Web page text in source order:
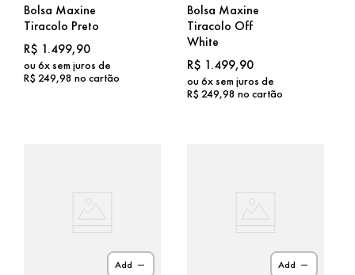
Bolsa Maxine
Tiracolo Preto
R$ 1.499,90
ou6x sem juros de
R$ 249,98 no cartão
Bolsa Maxine
Tiracolo Off
White
R$ 1.499,90
ou6x sem juros de
R$ 249,98 no cartão
Add Add